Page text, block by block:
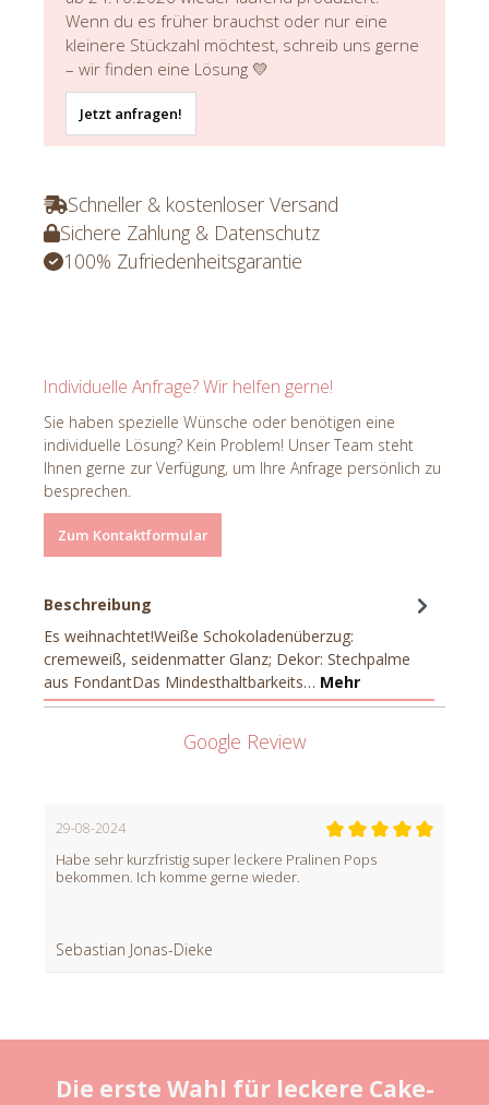
Wenn du es früher brauchst oder nur eine
kleinere Stückzahl möchtest, schreib uns gerne
– wir finden eine Lösung 💛
Jetzt anfragen!
Schneller & kostenloser Versand
Sichere Zahlung & Datenschutz
100% Zufriedenheitsgarantie
Individuelle Anfrage? Wir helfen gerne!
Sie haben spezielle Wünsche oder benötigen eine
individuelle Lösung? Kein Problem! Unser Team steht
Ihnen gerne zur Verfügung, um Ihre Anfrage persönlich zu
besprechen.
Zum Kontaktformular
Beschreibung
Es weihnachtet!Weiße Schokoladenüberzug:
cremeweiß, seidenmatter Glanz; Dekor: Stechpalme
aus FondantDas Mindesthaltbarkeits… Mehr
Google Review
29-08-2024
Habe sehr kurzfristig super leckere Pralinen Pops
bekommen. Ich komme gerne wieder.
Sebastian Jonas-Dieke
Die erste Wahl für leckere Cake-